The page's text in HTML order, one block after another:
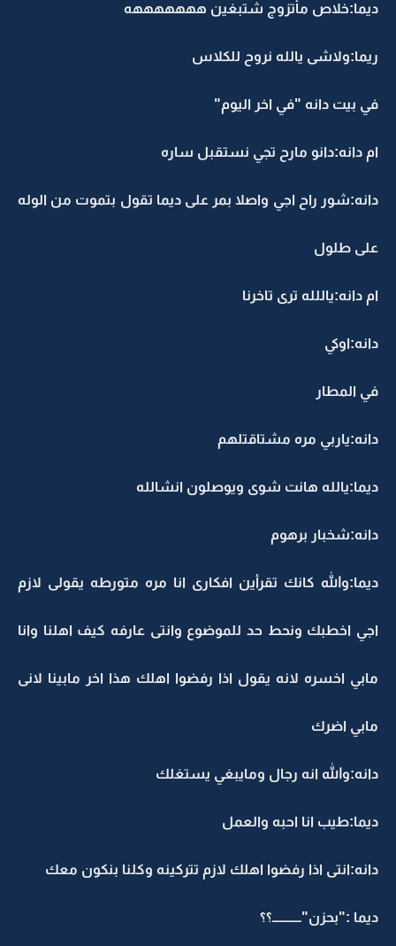
ديما:خلاص مأتزوج شتبغين هههههههه
ريما:ولاشى يالله نروح للكلاس
في بيت دانه "في اخر اليوم"
ام دانه:دانو مارح تجي نستقبل ساره
دانه:شور راح اجي واصلا بمر على ديما تقول بتموت من الوله
على طلول
ام دانه:ياللله ترى تاخرنا
دانه:اوكي
في المطار
دانه:ياربي مره مشتاقتلهم
ديما:يالله هانت شوى ويوصلون انشالله
دانه:شخبار برهوم
ديما:والله كانك تقرأين افكارى انا مره متورطه يقولى لازم
اجي اخطبك ونحط حد للموضوع وانتى عارفه كيف اهلنا وانا
مابي اخسره لانه يقول اذا رفضوا اهلك هذا اخر مابينا لانى
مابي اضرك
دانه:والله انه رجال ومايبغي يستغلك
ديما:طيب انا احبه والعمل
دانه:انتى اذا رفضوا اهلك لازم تتركينه وكلنا بنكون معك
ديما :"بحزن"ـــــــــــ؟؟